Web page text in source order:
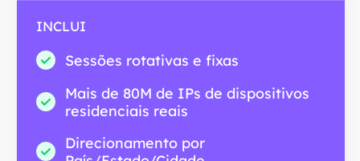
INCLUI
Sessões rotativas e fixas
Mais de 80M de IPs de dispositivos
residenciais reais
Direcionamento por